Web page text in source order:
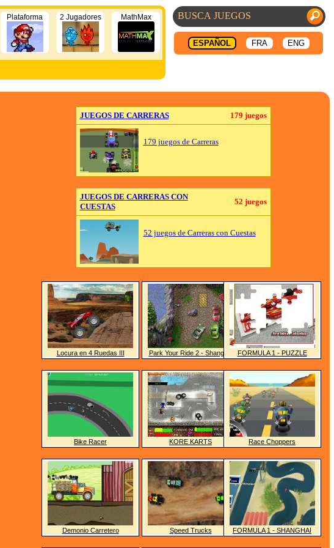
ESPAÑOL FRA ENG
Plataforma 2 Jugadores MathMax
JUEGOS DE CARRERAS 179 juegos
179 juegos de Carreras
JUEGOS DE CARRERAS CON
CUESTAS
52 juegos
52 juegos de Carreras con Cuestas
Locura en 4 Ruedas III
Bike Racer
Demonio Carretero
Park Your Ride 2 - Shanghai
KORE KARTS
Speed Trucks
FORMULA 1 - PUZZLE
Race Choppers
FORMULA 1 - SHANGHAI